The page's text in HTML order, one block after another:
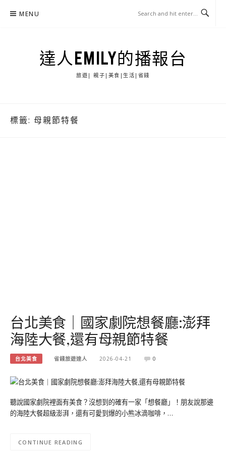
MENU
達人EMILY的播報台
旅遊| 親子|美食|生活|省錢
標籤: 母親節特餐
台北美食｜國家劇院想餐廳:澎拜
海陸大餐,還有母親節特餐
台北美食 省錢旅遊達人 2026-04-21 0
聽說國家劇院裡面有美食？沒想到的確有一家「想餐廳」！朋友說那邊
的海陸大餐超級澎湃，還有可愛到爆的小熊冰滴咖啡，…
CONTINUE READING